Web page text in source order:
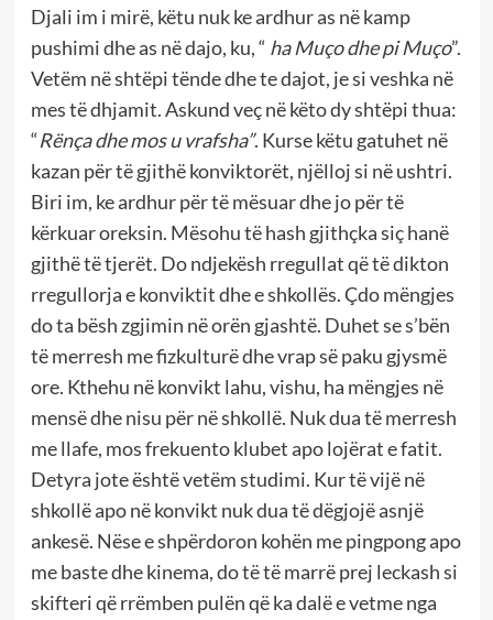
Djali im i mirë, këtu nuk ke ardhur as në kamp
pushimi dhe as në dajo, ku, “ ha Muço dhe pi Muço”.
Vetëm në shtëpi tënde dhe te dajot, je si veshka në
mes të dhjamit. Askund veç në këto dy shtëpi thua:
“Rënça dhe mos u vrafsha”. Kurse këtu gatuhet në
kazan për të gjithë konviktorët, njëlloj si në ushtri.
Biri im, ke ardhur për të mësuar dhe jo për të
kërkuar oreksin. Mësohu të hash gjithçka siç hanë
gjithë të tjerët. Do ndjekësh rregullat që të dikton
rregullorja e konviktit dhe e shkollës. Çdo mëngjes
do ta bësh zgjimin në orën gjashtë. Duhet se s’bën
të merresh me fizkulturë dhe vrap së paku gjysmë
ore. Kthehu në konvikt lahu, vishu, ha mëngjes në
mensë dhe nisu për në shkollë. Nuk dua të merresh
me llafe, mos frekuento klubet apo lojërat e fatit.
Detyra jote është vetëm studimi. Kur të vijë në
shkollë apo në konvikt nuk dua të dëgjojë asnjë
ankesë. Nëse e shpërdoron kohën me pingpong apo
me baste dhe kinema, do të të marrë prej leckash si
skifteri që rrëmben pulën që ka dalë e vetme nga